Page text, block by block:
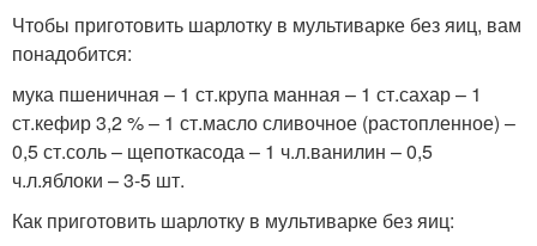
Чтобы приготовить шарлотку в мультиварке без яиц, вам
понадобится:
мука пшеничная – 1 ст.крупа манная – 1 ст.сахар – 1
ст.кефир 3,2 % – 1 ст.масло сливочное (растопленное) –
0,5 ст.соль – щепоткасода – 1 ч.л.ванилин – 0,5
ч.л.яблоки – 3-5 шт.
Как приготовить шарлотку в мультиварке без яиц: